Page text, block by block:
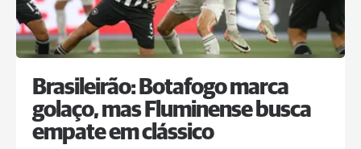
Brasileirão: Botafogo marca
golaço, mas Fluminense busca
empate em clássico